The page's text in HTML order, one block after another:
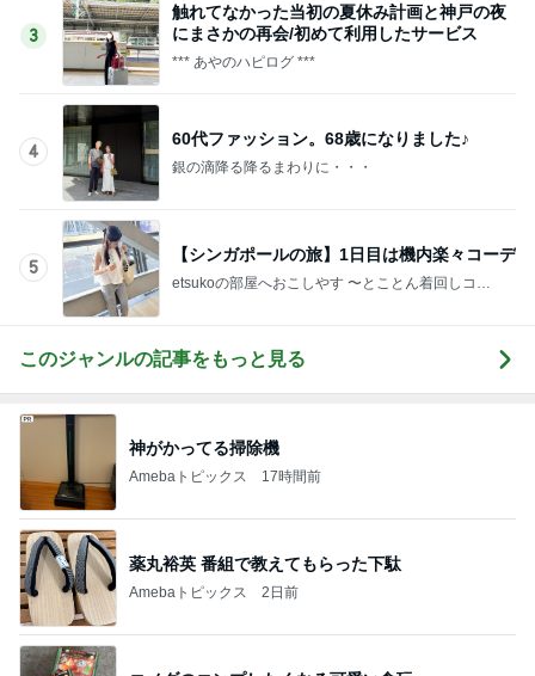
3
触れてなかった当初の夏休み計画と神戸の夜
にまさかの再会/初めて利用したサービス
*** あやのハピログ ***
4
60代ファッション。68歳になりました♪
銀の滴降る降るまわりに・・・
5
【シンガポールの旅】1日目は機内楽々コーデ
etsukoの部屋へおこしやす 〜とことん着回しコー
このジャンルの記事をもっと見る
神がかってる掃除機
Amebaトピックス 17時間前
薬丸裕英 番組で教えてもらった下駄
Amebaトピックス 2日前